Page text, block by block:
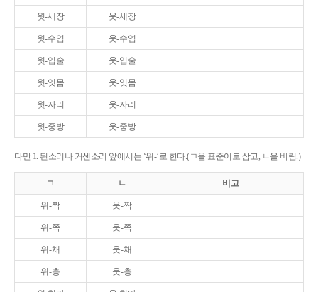
윗-세장 웃-세장
윗-수염 웃-수염
윗-입술 웃-입술
윗-잇몸 웃-잇몸
윗-자리 웃-자리
윗-중방 웃-중방
다만 1. 된소리나 거센소리 앞에서는 ‘위-’로 한다.(ㄱ을 표준어로 삼고, ㄴ을 버림.)
ㄱ ㄴ 비고
위-짝 웃-짝
위-쪽 웃-쪽
위-채 웃-채
위-층 웃-층